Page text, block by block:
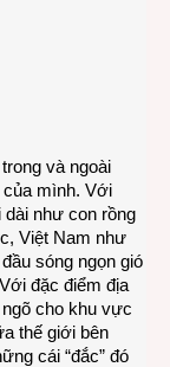
và ngoài
mình. Với
dài như con rồng
Việt Nam như
sóng ngọn gió
đặc điểm địa
cho khu vực
thế giới bên
cái “đắc” đó